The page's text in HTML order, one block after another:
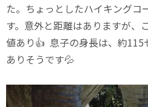
た。ちょっとしたハイキングコ
す。意外と距離はありますが、
値あり👍 息子の身長は、約115
ありそうです💦